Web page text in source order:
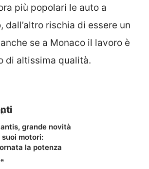
più popolari le auto a
dall’altro rischia di essere un
se a Monaco il lavoro è
di altissima qualità.
grande novità
suoi motori:
la potenza